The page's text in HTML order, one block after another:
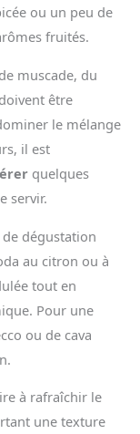
ou un peu de
fruités.
muscade, du
être
le mélange
il est
quelques
servir.
dégustation
au citron ou à
tout en
Pour une
ou de cava
à rafraîchir le
une texture